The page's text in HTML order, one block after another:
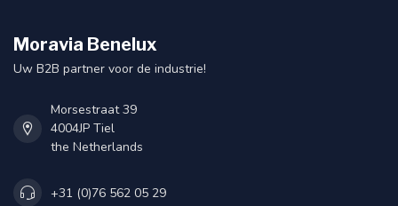
Moravia Benelux
Uw B2B partner voor de industrie!
Morsestraat 39
4004JP Tiel
the Netherlands
+31 (0)76 562 05 29